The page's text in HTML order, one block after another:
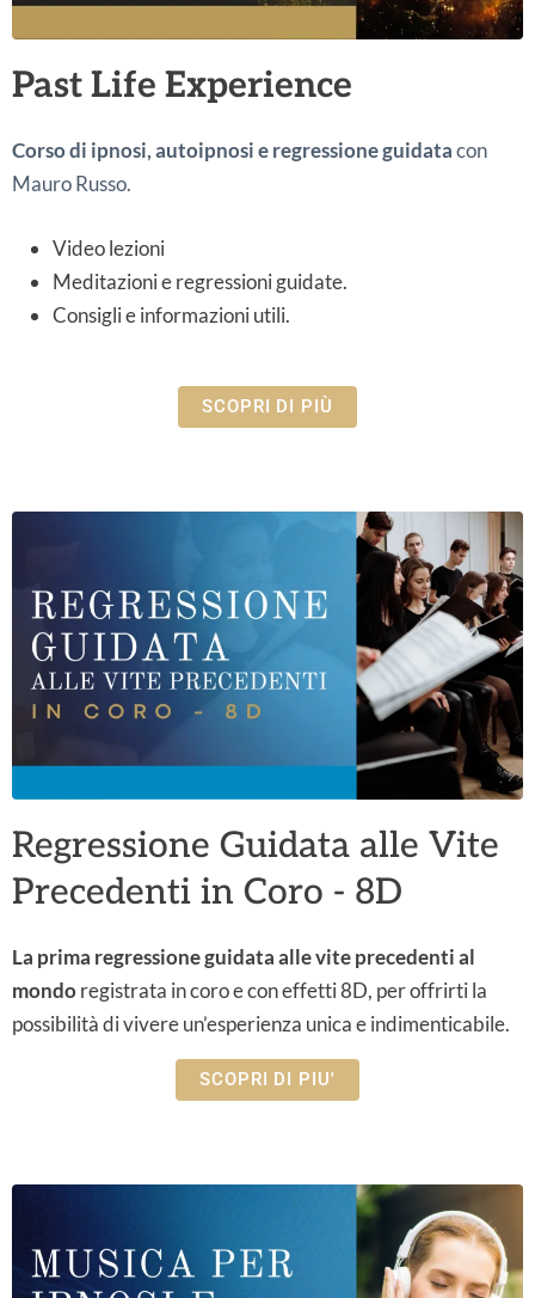
Past Life Experience
Corso di ipnosi, autoipnosi e regressione guidatacon
Mauro Russo.
Video lezioni
Meditazioni e regressioni guidate.
Consigli e informazioni utili.
SCOPRI DI PIÙ
Regressione Guidata alle Vite
Precedenti in Coro - 8D
La prima regressione guidata alle vite precedenti al
mondo registrata in coro e con effetti 8D, per offrirti la
possibilità di vivere un’esperienza unica e indimenticabile.
SCOPRI DI PIU'